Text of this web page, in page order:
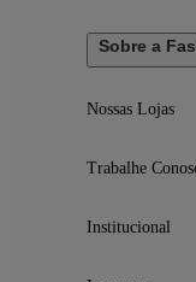
Especificações
Modelo:
Garantia: 12
Dimensões e
Peso do
Itens Inclusos
Sobre a
Nossas Lojas
Trabalhe
Institucional